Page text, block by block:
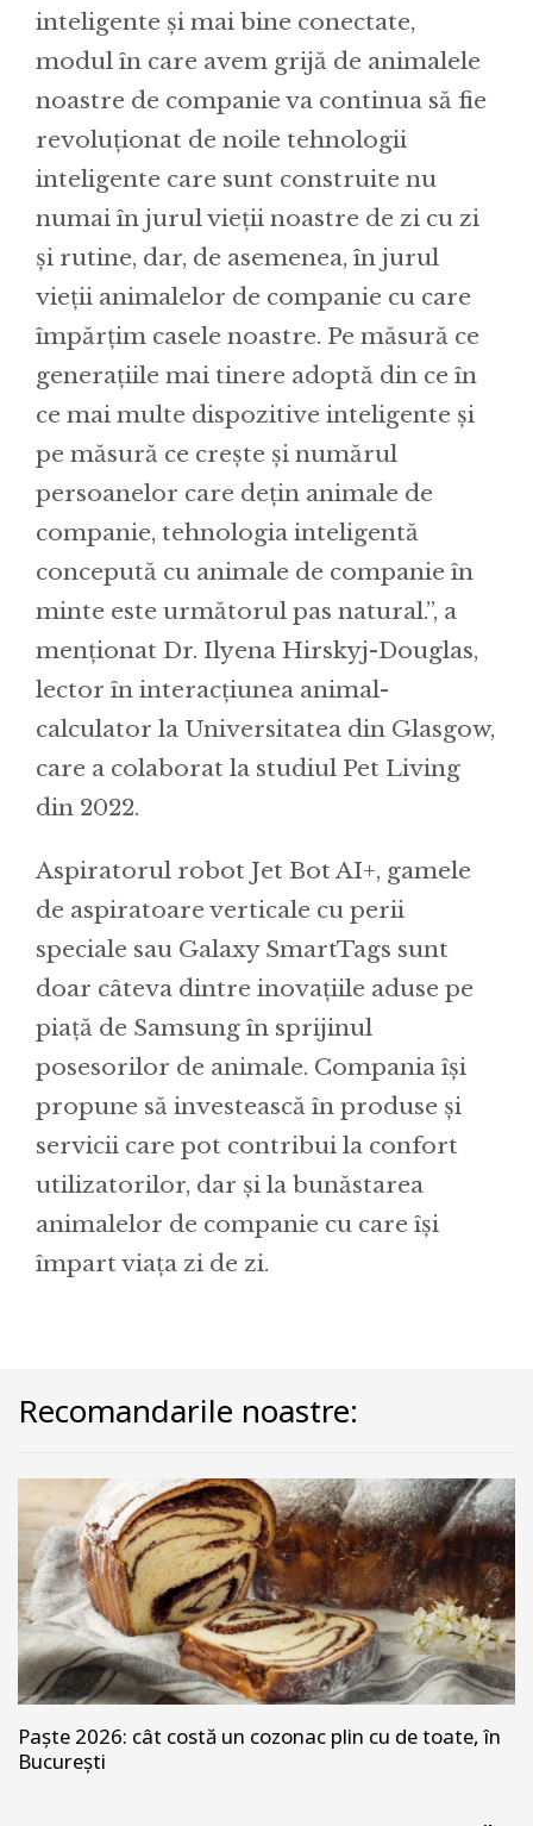
inteligente și mai bine conectate,
modul în care avem grijă de animalele
noastre de companie va continua să fie
revoluționat de noile tehnologii
inteligente care sunt construite nu
numai în jurul vieții noastre de zi cu zi
și rutine, dar, de asemenea, în jurul
vieții animalelor de companie cu care
împărțim casele noastre. Pe măsură ce
generațiile mai tinere adoptă din ce în
ce mai multe dispozitive inteligente și
pe măsură ce crește și numărul
persoanelor care dețin animale de
companie, tehnologia inteligentă
concepută cu animale de companie în
minte este următorul pas natural.”, a
menționat Dr. Ilyena Hirskyj-Douglas,
lector în interacțiunea animal-
calculator la Universitatea din Glasgow,
care a colaborat la studiul Pet Living
din 2022.
Aspiratorul robot Jet Bot AI+, gamele
de aspiratoare verticale cu perii
speciale sau Galaxy SmartTags sunt
doar câteva dintre inovațiile aduse pe
piață de Samsung în sprijinul
posesorilor de animale. Compania își
propune să investească în produse și
servicii care pot contribui la confort
utilizatorilor, dar și la bunăstarea
animalelor de companie cu care își
împart viața zi de zi.
Recomandarile noastre:
Paște 2026: cât costă un cozonac plin cu de toate, în
București